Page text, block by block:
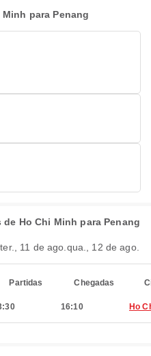
para Penang
Ho Chi Minh para Penang
ter., 11 de ago. qua., 12 de ago.
Partidas Chegadas
16:10 Ho